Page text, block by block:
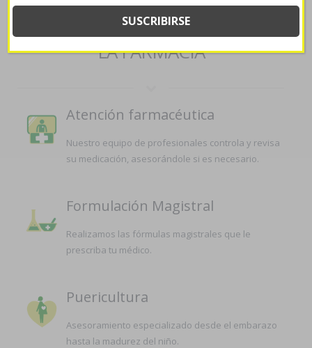
SERVICIOS QUE OFRECEMOS EN
LA FARMACIA
Atención farmacéutica
Nuestro equipo de profesionales controla y revisa
su medicación, asesorándole si es necesario.
Formulación Magistral
Realizamos las fórmulas magistrales que le
prescriba tu médico.
Puericultura
Asesoramiento especializado desde el embarazo
hasta la madurez del niño.